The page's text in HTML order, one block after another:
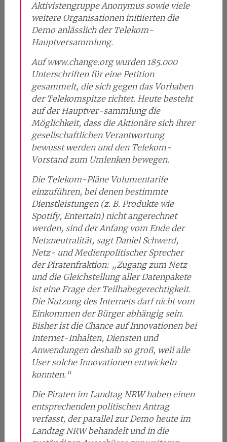
Aktivistengruppe Anonymus sowie viele
weitere Organisationen initiierten die
Demo anlässlich der Telekom-
Hauptversammlung.
Auf www.change.org wurden 185.000
Unterschriften für eine Petition
gesammelt, die sich gegen das Vorhaben
der Telekomspitze richtet. Heute besteht
auf der Hauptver-sammlung die
Möglichkeit, dass die Aktionäre sich ihrer
gesellschaftlichen Verantwortung
bewusst werden und den Telekom-
Vorstand zum Umlenken bewegen.
Die Telekom-Pläne Volumentarife
einzuführen, bei denen bestimmte
Dienstleistungen (z. B. Produkte wie
Spotify, Entertain) nicht angerechnet
werden, sind der Anfang vom Ende der
Netzneutralität, sagt Daniel Schwerd,
Netz- und Medienpolitischer Sprecher
der Piratenfraktion: „Zugang zum Netz
und die Gleichstellung aller Datenpakete
ist eine Frage der Teilhabegerechtigkeit.
Die Nutzung des Internets darf nicht vom
Einkommen der Bürger abhängig sein.
Bisher ist die Chance auf Innovationen bei
Internet-Inhalten, Diensten und
Anwendungen deshalb so groß, weil alle
User solche Innovationen entwickeln
konnten.“
Die Piraten im Landtag NRW haben einen
entsprechenden politischen Antrag
verfasst, der parallel zur Demo heute im
Landtag NRW behandelt und in die